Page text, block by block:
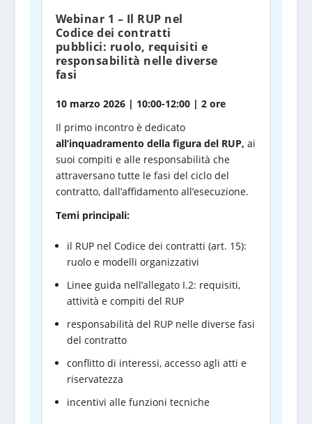
Webinar 1 – Il RUP nel
Codice dei contratti
pubblici: ruolo, requisiti e
responsabilità nelle diverse
fasi
10 marzo 2026 | 10:00-12:00 | 2 ore
Il primo incontro è dedicato
all’inquadramento della figura del RUP, ai
suoi compiti e alle responsabilità che
attraversano tutte le fasi del ciclo del
contratto, dall’affidamento all’esecuzione.
Temi principali:
il RUP nel Codice dei contratti (art. 15):
ruolo e modelli organizzativi
Linee guida nell’allegato I.2: requisiti,
attività e compiti del RUP
responsabilità del RUP nelle diverse fasi
del contratto
conflitto di interessi, accesso agli atti e
riservatezza
incentivi alle funzioni tecniche